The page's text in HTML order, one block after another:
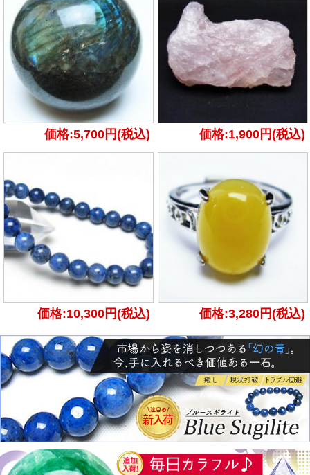
価格:5,700円(税込) 価格:1,900円(税込)
価格:10,300円(税込) 価格:3,280円(税込)